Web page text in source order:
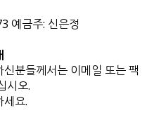
예금주: 신은정
분들께서는 이메일 또는 팩
시오.
세요.